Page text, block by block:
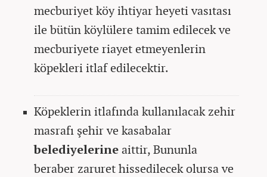
mecburiyet köy ihtiyar heyeti vasıtası
ile bütün köylülere tamim edilecek ve
mecburiyete riayet etmeyenlerin
köpekleri itlaf edilecektir.
Köpeklerin itlafında kullanılacak zehir
masrafı şehir ve kasabalar
belediyelerineaittir, Bununla
beraber zaruret hissedilecek olursa ve